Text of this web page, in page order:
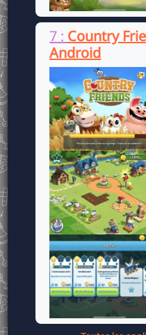
7 : Country
Android